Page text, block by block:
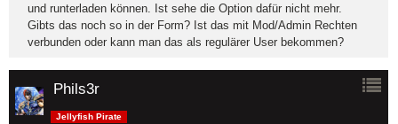
und runterladen können. Ist sehe die Option dafür nicht mehr.
Gibts das noch so in der Form? Ist das mit Mod/Admin Rechten
verbunden oder kann man das als regulärer User bekommen?
Phils3r
Jellyfish Pirate